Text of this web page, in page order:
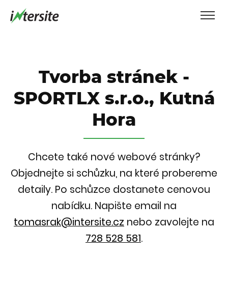
Tvorba stránek -
SPORTLX s.r.o., Kutná
Hora
Chcete také nové webové stránky?
Objednejte si schůzku, na které probereme
detaily. Po schůzce dostanete cenovou
nabídku. Napište email na
tomasrak@intersite.cz nebo zavolejte na
728 528 581.